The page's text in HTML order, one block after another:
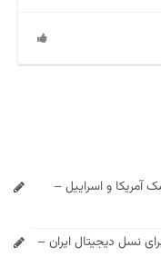
آمریکا و اسراییل –
نسل دیجیتال ایران –